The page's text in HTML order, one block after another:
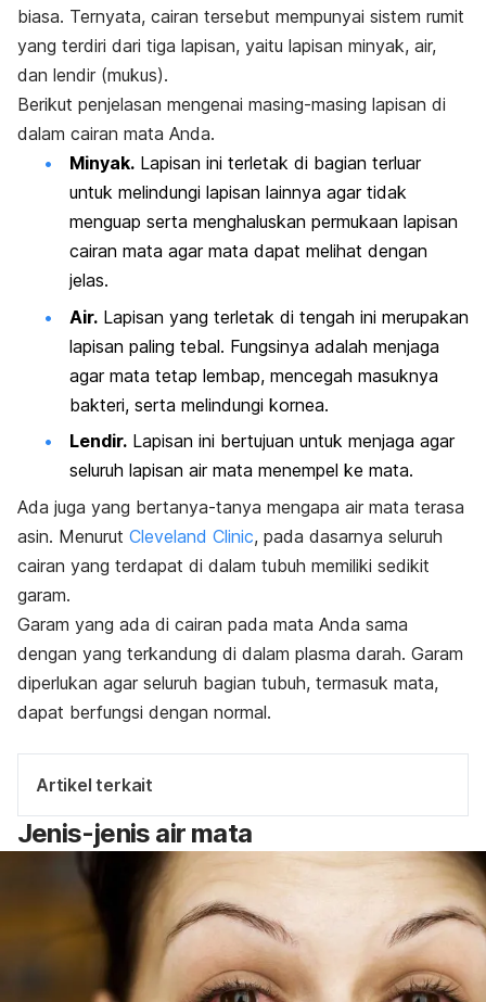
biasa. Ternyata, cairan tersebut mempunyai sistem rumit
yang terdiri dari tiga lapisan, yaitu lapisan minyak, air,
dan lendir (mukus).
Berikut penjelasan mengenai masing-masing lapisan di
dalam cairan mata Anda.
Minyak. Lapisan ini terletak di bagian terluar
untuk melindungi lapisan lainnya agar tidak
menguap serta menghaluskan permukaan lapisan
cairan mata agar mata dapat melihat dengan
jelas.
Air. Lapisan yang terletak di tengah ini merupakan
lapisan paling tebal. Fungsinya adalah menjaga
agar mata tetap lembap, mencegah masuknya
bakteri, serta melindungi kornea.
Lendir. Lapisan ini bertujuan untuk menjaga agar
seluruh lapisan air mata menempel ke mata.
Ada juga yang bertanya-tanya mengapa air mata terasa
asin. Menurut Cleveland Clinic, pada dasarnya seluruh
cairan yang terdapat di dalam tubuh memiliki sedikit
garam.
Garam yang ada di cairan pada mata Anda sama
dengan yang terkandung di dalam plasma darah. Garam
diperlukan agar seluruh bagian tubuh, termasuk mata,
dapat berfungsi dengan normal.
Artikel terkait
Jenis-jenis air mata